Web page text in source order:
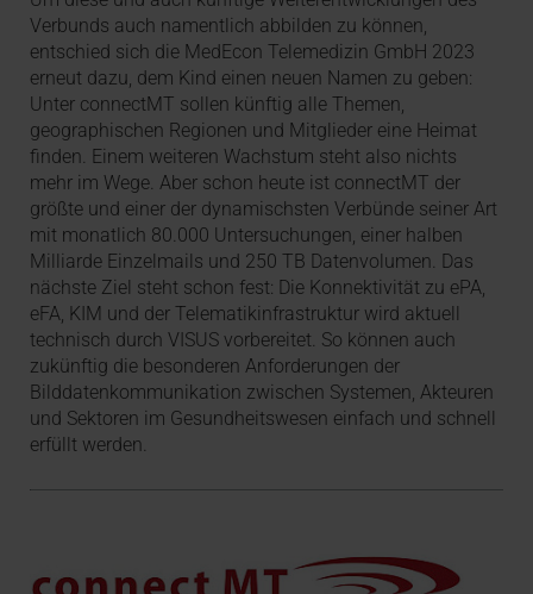
Verbunds auch namentlich abbilden zu können,
entschied sich die MedEcon Telemedizin GmbH 2023
erneut dazu, dem Kind einen neuen Namen zu geben:
Unter connectMT sollen künftig alle Themen,
geographischen Regionen und Mitglieder eine Heimat
finden. Einem weiteren Wachstum steht also nichts
mehr im Wege. Aber schon heute ist connectMT der
größte und einer der dynamischsten Verbünde seiner Art
mit monatlich 80.000 Untersuchungen, einer halben
Milliarde Einzelmails und 250 TB Datenvolumen. Das
nächste Ziel steht schon fest: Die Konnektivität zu ePA,
eFA, KIM und der Telematikinfrastruktur wird aktuell
technisch durch VISUS vorbereitet. So können auch
zukünftig die besonderen Anforderungen der
Bilddatenkommunikation zwischen Systemen, Akteuren
und Sektoren im Gesundheitswesen einfach und schnell
erfüllt werden.